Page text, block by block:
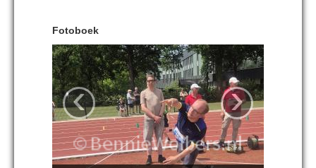
Fotoboek
‹ ›